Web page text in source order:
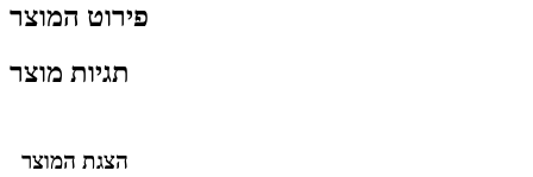
פירוט המוצר
תגיות מוצר
הצגת המוצר